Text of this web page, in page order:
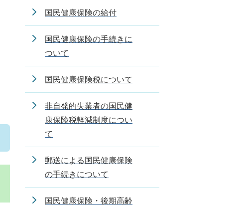
国民健康保険の給付
国民健康保険の手続きに
ついて
国民健康保険税について
非自発的失業者の国民健
康保険税軽減制度につい
て
郵送による国民健康保険
の手続きについて
国民健康保険・後期高齢